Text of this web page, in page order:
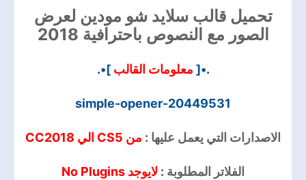
تحميل قالب سلايد شو مودين لعرض
الصور مع النصوص باحترافية 2018
.•[ معلومات القالب ]•.
simple-opener-20449531
الاصدارات التي يعمل عليها : من CS5 الي CC2018
الفلاتر المطلوبة : لايوجد No Plugins